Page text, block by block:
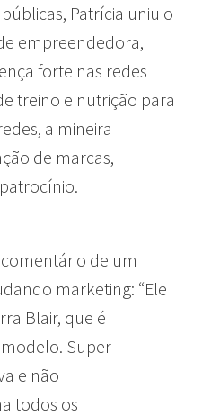
Patrícia uniu o
empreendedora,
forte nas redes
treino e nutrição para
a mineira
de marcas,
de um
marketing: “Ele
Blair, que é
Super
e não
todos os